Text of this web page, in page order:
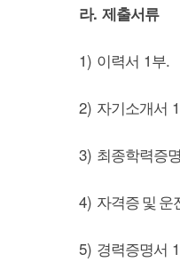
라. 제출서류
1) 이력서 1 부.
2) 자기소개서 1
3) 최종학력증
4) 자격증 및 운
5) 경력증명서 1